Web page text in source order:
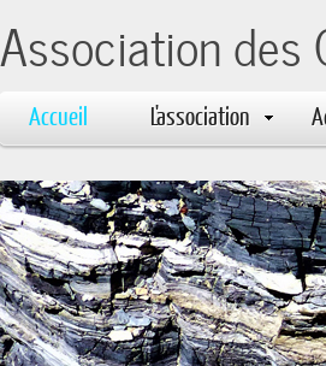
Association des
Accueil L'association